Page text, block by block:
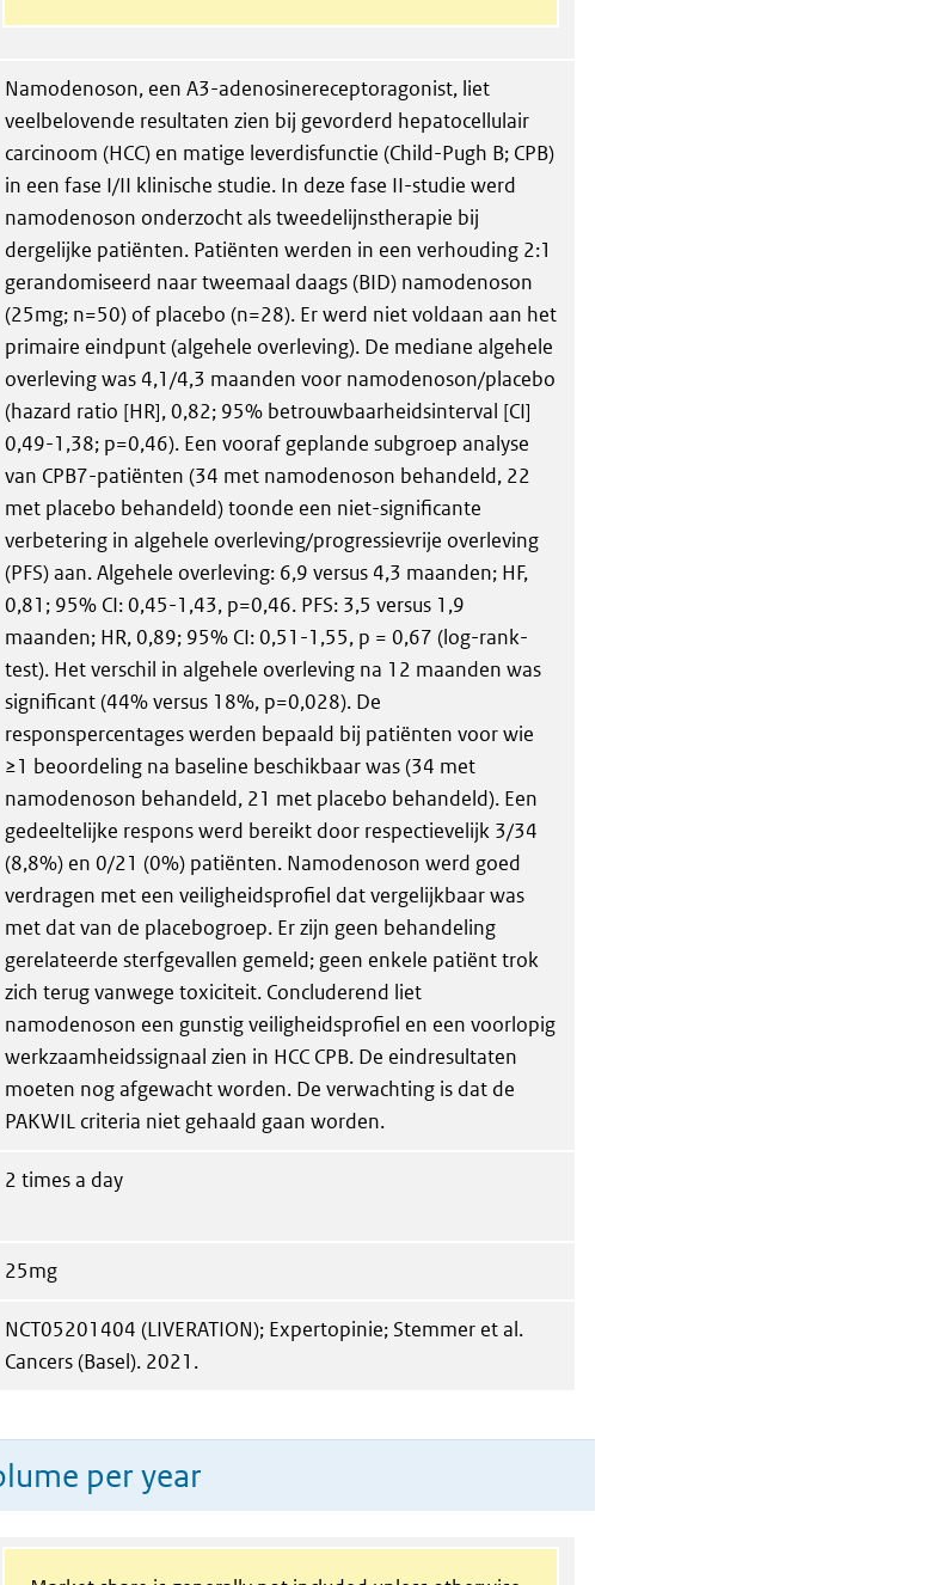
Namodenoson, een A3-adenosinereceptoragonist, liet
veelbelovende resultaten zien bij gevorderd hepatocellulair
carcinoom (HCC) en matige leverdisfunctie (Child-Pugh B; CPB)
in een fase I/II klinische studie. In deze fase II-studie werd
namodenoson onderzocht als tweedelijnstherapie bij
dergelijke patiënten. Patiënten werden in een verhouding 2:1
gerandomiseerd naar tweemaal daags (BID) namodenoson
(25mg; n=50) of placebo (n=28). Er werd niet voldaan aan het
primaire eindpunt (algehele overleving). De mediane algehele
overleving was 4,1/4,3 maanden voor namodenoson/placebo
(hazard ratio [HR], 0,82; 95% betrouwbaarheidsinterval [CI]
0,49-1,38; p=0,46). Een vooraf geplande subgroep analyse
van CPB7-patiënten (34 met namodenoson behandeld, 22
met placebo behandeld) toonde een niet-significante
verbetering in algehele overleving/progressievrije overleving
(PFS) aan. Algehele overleving: 6,9 versus 4,3 maanden; HF,
0,81; 95% CI: 0,45-1,43, p=0,46. PFS: 3,5 versus 1,9
maanden; HR, 0,89; 95% CI: 0,51-1,55, p = 0,67 (log-rank-
test). Het verschil in algehele overleving na 12 maanden was
significant (44% versus 18%, p=0,028). De
responspercentages werden bepaald bij patiënten voor wie
≥1 beoordeling na baseline beschikbaar was (34 met
namodenoson behandeld, 21 met placebo behandeld). Een
gedeeltelijke respons werd bereikt door respectievelijk 3/34
(8,8%) en 0/21 (0%) patiënten. Namodenoson werd goed
verdragen met een veiligheidsprofiel dat vergelijkbaar was
met dat van de placebogroep. Er zijn geen behandeling
gerelateerde sterfgevallen gemeld; geen enkele patiënt trok
zich terug vanwege toxiciteit. Concluderend liet
namodenoson een gunstig veiligheidsprofiel en een voorlopig
werkzaamheidssignaal zien in HCC CPB. De eindresultaten
moeten nog afgewacht worden. De verwachting is dat de
PAKWIL criteria niet gehaald gaan worden.
2 times a day
25mg
NCT05201404 (LIVERATION); Expertopinie; Stemmer et al.
Cancers (Basel). 2021.
per year